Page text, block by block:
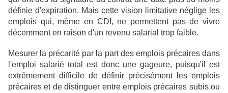
définie d'expiration. Mais cette vision limitative néglige les
emplois qui, même en CDI, ne permettent pas de vivre
décemment en raison d'un revenu salarial trop faible.
Mesurer la précarité par la part des emplois précaires dans
l'emploi salarié total est donc une gageure, puisqu'il est
extrêmement difficile de définir précisément les emplois
précaires et de distinguer entre emplois précaires subis ou